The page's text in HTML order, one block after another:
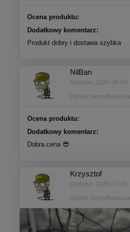
Ocena produktu:
Dodatkowy komentarz:
Produkt dobry i dostawa szybka
NilBan
Dodano: 2026-08-04
Opinia zweryfikowana
Ocena produktu:
Dodatkowy komentarz:
Dobra cena 😎
Krzysztof
Dodano: 2026-07-31
Opinia zweryfikowana